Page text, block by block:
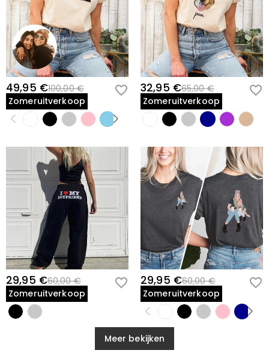
49,95 €100,00 €
Zomeruitverkoop
32,95 €65,00 €
Zomeruitverkoop
29,95 €60,00 €
Zomeruitverkoop
29,95 €60,00 €
Zomeruitverkoop
Meer bekijken